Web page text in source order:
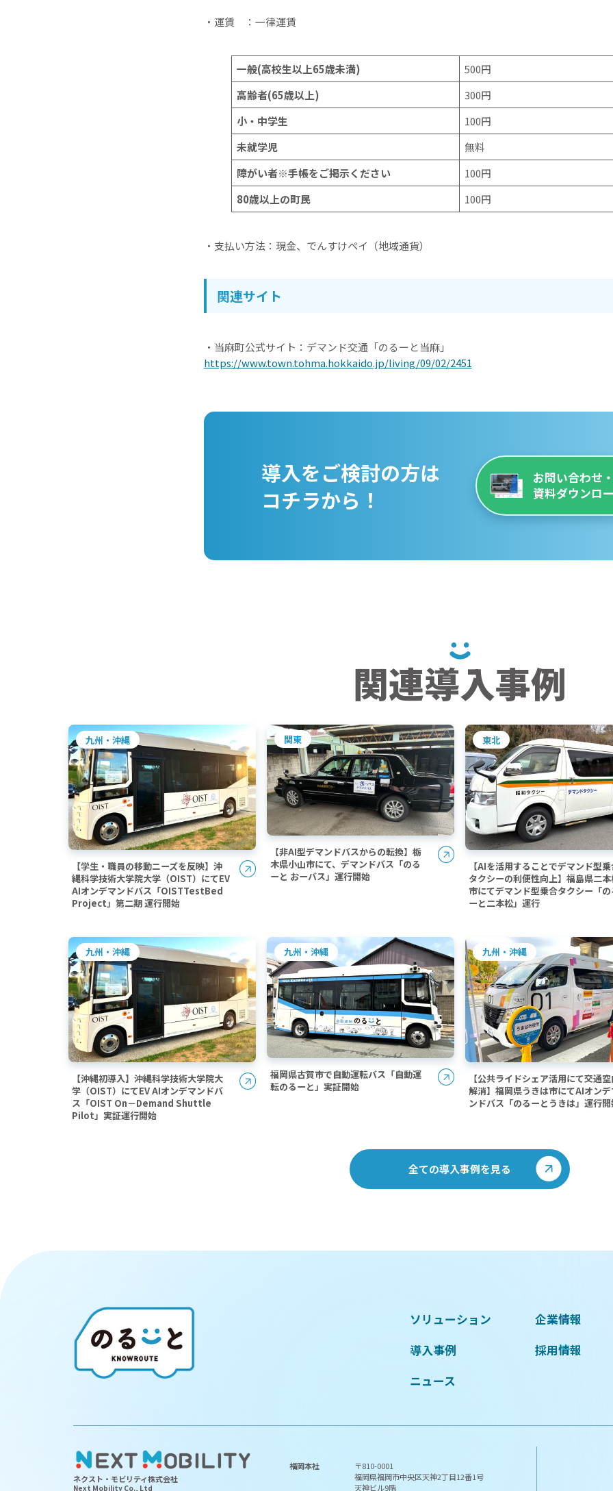
・運賃 ：一律運賃
一般(高校生以上65歳未満)
500円
高齢者(65歳以上)
300円
小・中学生
100円
未就学児
無料
障がい者※手帳をご掲示ください
100円
80歳以上の町民 100円
・支払い方法：現金、でんすけペイ（地域通貨）
関連サイト
・当麻町公式サイト：デマンド交通「のるーと当麻」
https://www.town.tohma.hokkaido.jp/living/09/02/2451
導入をご検討の方は
コチラから！
お問い合わせ
資料ダウンロ
関連導入事例
九州・沖縄
【学生・職員の移動ニーズを反映】沖
縄科学技術大学院大学（OIST）にてEV
AIオンデマンドバス「OISTTestBed
Project」第二期 運行開始
関東
【非AI型デマンドバスからの転換】栃
木県小山市にて、デマンドバス「のる
ーと おーバス」運行開始
東北
【AIを活用することでデマンド型
タクシーの利便性向上】福島県二
市にてデマンド型乗合タクシー「
ーと二本松」運行
九州・沖縄
【沖縄初導入】沖縄科学技術大学院大
学（OIST）にてEV AIオンデマンドバ
ス「OIST On－Demand Shuttle
Pilot」実証運行開始
九州・沖縄
福岡県古賀市で自動運転バス「自動運
転のるーと」実証開始
九州・沖縄
【公共ライドシェア活用にて交通
解消】福岡県うきは市にてAIオン
ンドバス「のるーとうきは」運行
全ての導入事例を見る
ソリューション
導入事例
ニュース
企業情報
採用情報
ネクスト・モビリティ株式会社
Next Mobility Co., Ltd
福岡本社
〒810-0001
福岡県福岡市中央区天神2丁目12番1号
天神ビル9階